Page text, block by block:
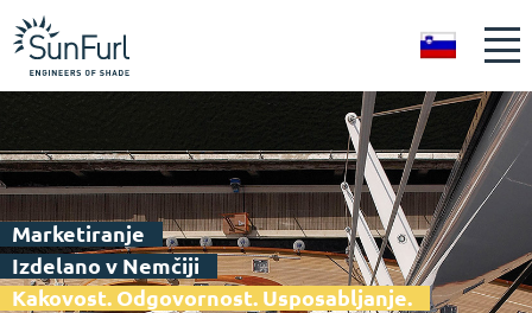
SL
Marketiranje
Izdelano v Nemčiji
Kakovost. Odgovornost. Usposabljanje.